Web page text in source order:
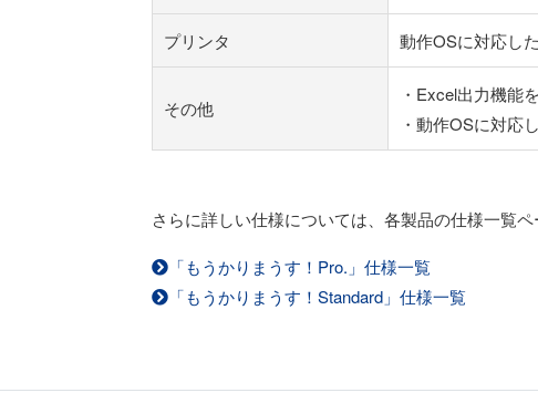
プリンタ 動作OSに対応し
その他
・Excel出力機能
・動作OSに対応
さらに詳しい仕様については、各製品の仕様一覧ペ
「もうかりまうす！Pro.」仕様一覧
「もうかりまうす！Standard」仕様一覧